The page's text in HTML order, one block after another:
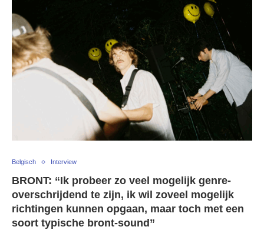
Belgisch Interview
BRONT: “Ik probeer zo veel mogelijk genre-
overschrijdend te zijn, ik wil zoveel mogelijk
richtingen kunnen opgaan, maar toch met een
soort typische bront-sound”